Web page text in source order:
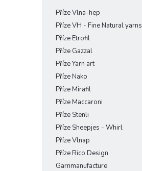
Příze Vlna-hep
Příze VH - Fine Natural yarns
Příze Etrofil
Příze Gazzal
Příze Yarn art
Příze Nako
Příze Mirafil
Příze Maccaroni
Příze Stenli
Příze Sheepjes - Whirl
Příze Vlnap
Příze Rico Design
Garnmanufacture